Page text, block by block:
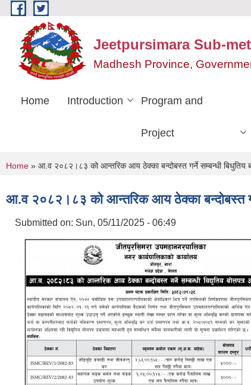
Skip to main content
Jeetpursimara Sub-
Madhesh Province,
Home Introduction Program and
Project
You are here
Home » आ.व २०८२।८३ को आन्तरिक आय ठेक्का बन्दोबस्त गर्ने सम्बन्धी बिधुतिय
आ.व २०८२।८३ को आन्तरिक आय ठेक्का बन्दोबस्त
Submitted on: Sun, 05/11/2025 - 06:49